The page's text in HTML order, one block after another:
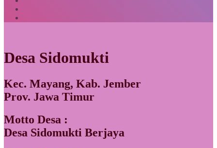
Desa Sidomukti
Kec. Mayang, Kab. Jember
Prov. Jawa Timur
Motto Desa :
Desa Sidomukti Berjaya